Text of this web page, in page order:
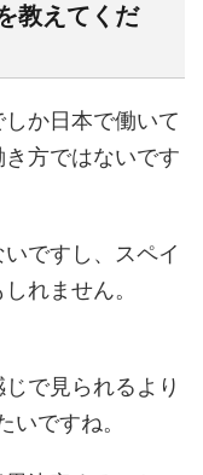
教えてくだ
か日本で働いて
方ではないです
ですし、スペイ
れません。
で見られるより
いですね。